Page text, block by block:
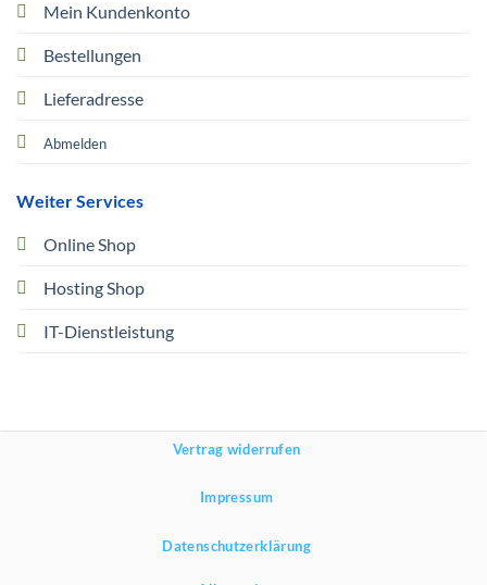
Mein Kundenkonto
Bestellungen
Lieferadresse
Abmelden
Weiter Services
Online Shop
Hosting Shop
IT-Dienstleistung
Vertrag widerrufen
Impressum
Datenschutzerklärung